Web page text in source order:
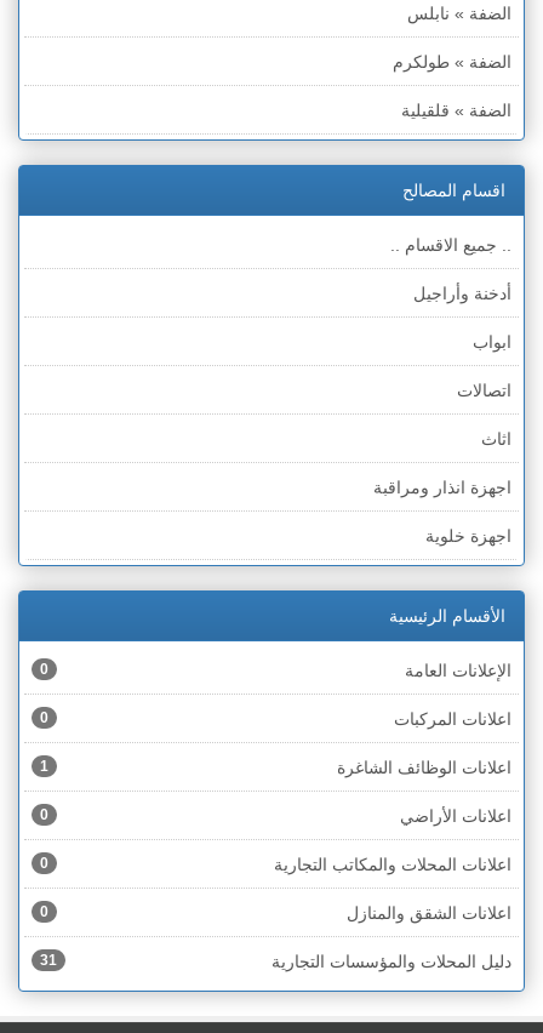
الضفة » نابلس
الضفة » طولكرم
الضفة » قلقيلية
الضفة » رام الله والبيره
الضفة » أريحا
الضفة » الخليل
الضفة » بيت لحم
قطاع غزة
الخط الأخضر » حيفا
الخط الأخضر » رهط
الخط الأخضر » أم الفحم
الخط الأخضر » الناصرة
الخط الأخضر » عكا ونهاريا
الخط الأخضر » الجليل
الخط الأخضر » مرج ابن عامر
الخط الأخضر » البطوف
الخط الأخضر » الجولان
الخط الأخضر » الشارون
الخط الأخضر » القدس
اقسام المصالح
.. جميع الاقسام ..
أدخنة وأراجيل
ابواب
اتصالات
اثاث
اجهزة انذار ومراقبة
اجهزة خلوية
اجهزة كهربائية
اجهزة مكتبية
احذية
اختام
اخشاب
ادوات رياضية
ادوات صحية
ادوات كهربائية
ادوات منزلية
الأقسام الرئيسية
الإعلانات العامة 0
اعلانات المركبات 0
اعلانات الوظائف الشاغرة 1
اعلانات الأراضي 0
اعلانات المحلات والمكاتب التجارية 0
اعلانات الشقق والمنازل 0
دليل المحلات والمؤسسات التجارية 31